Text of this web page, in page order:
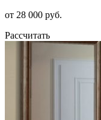
от 28 000 руб.
Рассчитать